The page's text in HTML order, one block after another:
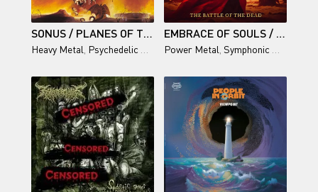
SONUS / PLANES OF TORMENT
Heavy Metal Psychedelic Rock ,Stoner Metal
EMBRACE OF SOULS / THE BATTLE OF THE DEAD
Power Metal Symphonic Metal